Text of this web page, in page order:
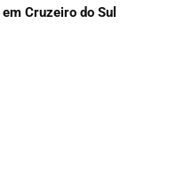
em Cruzeiro do Sul